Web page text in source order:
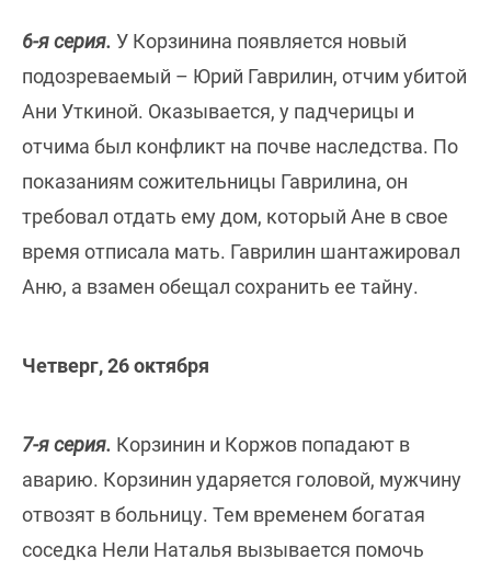
6-я серия. У Корзинина появляется новый
подозреваемый – Юрий Гаврилин, отчим убитой
Ани Уткиной. Оказывается, у падчерицы и
отчима был конфликт на почве наследства. По
показаниям сожительницы Гаврилина, он
требовал отдать ему дом, который Ане в свое
время отписала мать. Гаврилин шантажировал
Аню, а взамен обещал сохранить ее тайну.
Четверг, 26 октября
7-я серия. Корзинин и Коржов попадают в
аварию. Корзинин ударяется головой, мужчину
отвозят в больницу. Тем временем богатая
соседка Нели Наталья вызывается помочь